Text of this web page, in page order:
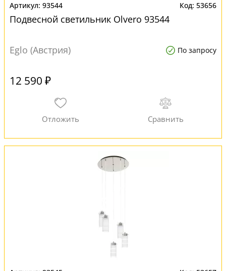
93544 53656
Подвесной светильник Olvero 93544
Eglo (Австрия) По запросу
12 590 ₽